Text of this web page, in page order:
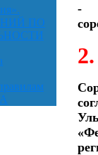
ПО
-